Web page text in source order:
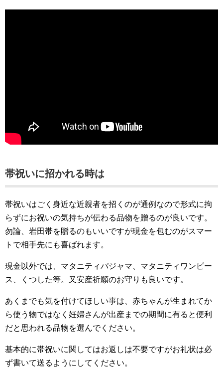
帯祝いに招かれる時は
帯祝いはごく身近な近親者を招くのが通例なので形式に拘
らずにお祝いの気持ちが伝わる品物を贈るのが良いです。
勿論、岩田帯を贈るのもいいですが現金を包むのがスマー
トで相手先にも喜ばれます。
現金以外では、マタニティパジャマ、マタニティワンピー
ス、くつした等。又安産祈願のお守りも良いです。
あくまでも気を付けてほしい事は、赤ちゃんが生まれてか
ら使う物ではなく妊婦さんが出産までの期間に有ると便利
だと思われる品物を選んでください。
基本的に帯祝いに関してはお返しは不要ですがお礼状は必
ず書いて送るようにしてください。